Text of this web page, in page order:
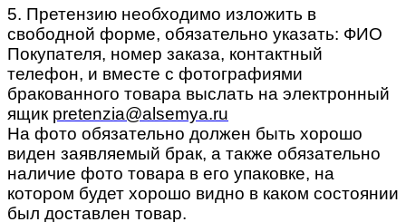
5. Претензию необходимо изложить в
свободной форме, обязательно указать: ФИО
Покупателя, номер заказа, контактный
телефон, и вместе с фотографиями
бракованного товара выслать на электронный
ящик pretenzia@alsemya.ru
На фото обязательно должен быть хорошо
виден заявляемый брак, а также обязательно
наличие фото товара в его упаковке, на
котором будет хорошо видно в каком состоянии
был доставлен товар.